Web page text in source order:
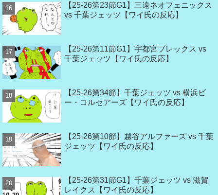
【25-26第23節G1】三遠ネオフェニックス
vs 千葉ジェッツ【ワイ氏の反応】
【25-26第11節G1】宇都宮ブレックス vs
千葉ジェッツ【ワイ氏の反応】
【25-26第34節】千葉ジェッツ vs 横浜ビ
ー・コルセアーズ【ワイ氏の反応】
【25-26第10節】越谷アルファーズ vs 千葉
ジェッツ【ワイ氏の反応】
【25-26第31節G1】千葉ジェッツ vs 滋賀
レイクス【ワイ氏の反応】